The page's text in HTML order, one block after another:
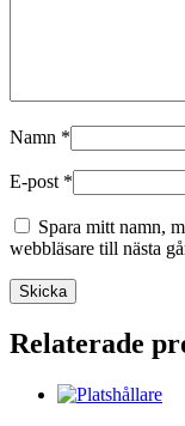
Namn *
E-post *
Spara mitt namn,
webbläsare till nästa
Relaterade